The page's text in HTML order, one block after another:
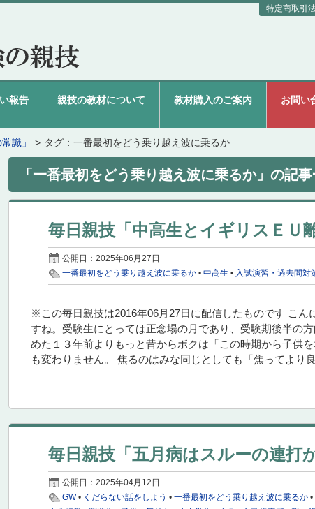
特定商取引
報告 親技の教材について 教材購入のご案内 お問い
識」 タグ：一番最初をどう乗り越え波に乗るか
「一番最初をどう乗り越え波に乗るか」の記
毎日親技「中高生とイギリスＥＵ
公開日：2025年06月27日
一番最初をどう乗り越え波に乗るか •中高生 • 入試演習・過去問対
※この毎日親技は2016年06月27日に配信したものです こ
すね。受験生にとっては正念場の月であり、受験期後半の
めた１３年前よりもっと昔からボクは「この時期から子供
も変わりません。 焦るのはみな同じとしても「焦ってより
毎日親技「五月病はスルーの連打
公開日：2025年04月12日
GW• くだらない話をしよう •一番最初をどう乗り越え波に乗るか •